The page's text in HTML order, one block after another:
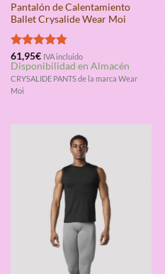
Pantalón de Calentamiento
Ballet Crysalide Wear Moi
Valorado
con4.75
de 5
61,95€ IVA incluido
Disponibilidad en Almacén
CRYSALIDE PANTS de la marca Wear
Moi